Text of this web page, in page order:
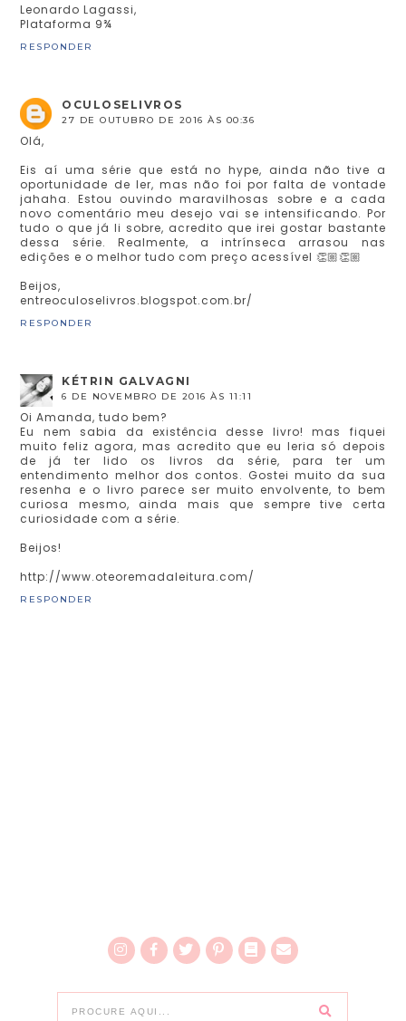
Leonardo Lagassi,
Plataforma 9¾
RESPONDER
OCULOSELIVROS
27 DE OUTUBRO DE 2016 ÀS 00:36
Olá,
Eis aí uma série que está no hype, ainda não tive a
oportunidade de ler, mas não foi por falta de vontade
jahaha. Estou ouvindo maravilhosas sobre e a cada
novo comentário meu desejo vai se intensificando. Por
tudo o que já li sobre, acredito que irei gostar bastante
dessa série. Realmente, a intrínseca arrasou nas
edições e o melhor tudo com preço acessível 👏🏼👏🏼
Beijos,
entreoculoselivros.blogspot.com.br/
RESPONDER
KÉTRIN GALVAGNI
6 DE NOVEMBRO DE 2016 ÀS 11:11
Oi Amanda, tudo bem?
Eu nem sabia da existência desse livro! mas fiquei
muito feliz agora, mas acredito que eu leria só depois
de já ter lido os livros da série, para ter um
entendimento melhor dos contos. Gostei muito da sua
resenha e o livro parece ser muito envolvente, to bem
curiosa mesmo, ainda mais que sempre tive certa
curiosidade com a série.
Beijos!
http://www.oteoremadaleitura.com/
RESPONDER